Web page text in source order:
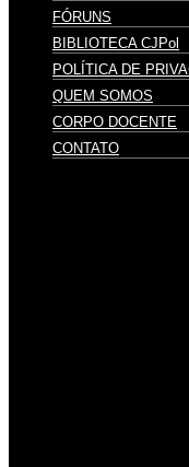
FÓRUNS
BIBLIOTECA CJPol
POLÍTICA DE
QUEM SOMOS
CORPO DOCENTE
CONTATO